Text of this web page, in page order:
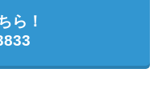
ら！